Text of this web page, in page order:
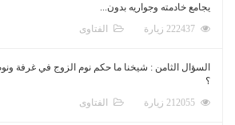
يجامع خادمته وجواريه بدون...
الفتاوى
السؤال الثامن : شيخنا ما حكم نوم الزوج في غرفة
؟
الفتاوى